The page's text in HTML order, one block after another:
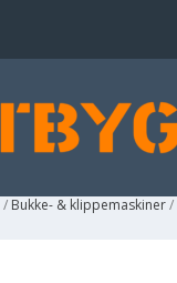
/ Bukke- & klippemaskiner/